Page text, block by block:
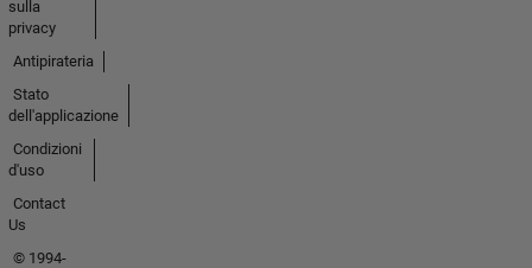
sulla
privacy
Antipirateria
Stato
dell'applicazione
Condizioni
d'uso
Contact
Us
© 1994-